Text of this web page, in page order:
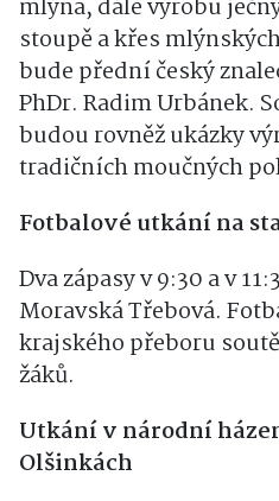
mlýna, dále výrobu
stoupě a křes
bude přední český
PhDr. Radim Urbánek.
budou rovněž ukázky
tradičních moučných
Fotbalové utkání na
Dva zápasy v 9:30 a v
Moravská Třebová.
krajského přeboru
žáků.
Utkání v národní
Olšinkách